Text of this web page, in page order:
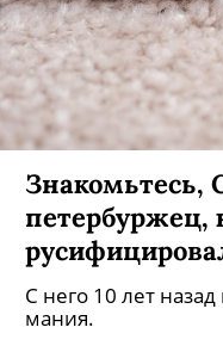
Знакомьтесь,
С него 10 лет
мания.